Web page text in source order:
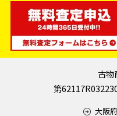
古
第
大阪